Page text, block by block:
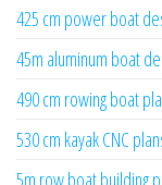
425 cm power boat
45m aluminum boat
490 cm rowing boat
530 cm kayak CNC
5m row boat building